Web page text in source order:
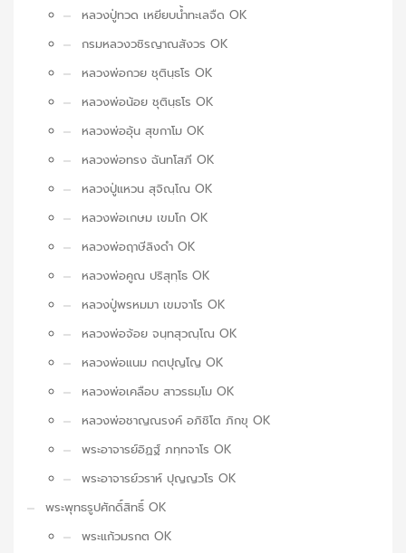
หลวงปู่ทวด เหยียบน้ำทะเลจืด OK
กรมหลวงวชิรญาณสังวร OK
หลวงพ่อกวย ชุตินฺธโร OK
หลวงพ่อน้อย ชุตินฺธโร OK
หลวงพ่ออุ้น สุขกาโม OK
หลวงพ่อทรง ฉันทโสภี OK
หลวงปู่แหวน สุจิณฺโณ OK
หลวงพ่อเกษม เขมโก OK
หลวงพ่อฤาษีลิงดำ OK
หลวงพ่อคูณ ปริสุทฺโธ OK
หลวงปู่พรหมมา เขมจาโร OK
หลวงพ่อจ้อย จนฺทสุวณฺโณ OK
หลวงพ่อแนม กตปุญโญ OK
หลวงพ่อเคลือบ สาวรธมฺโม OK
หลวงพ่อชาญณรงค์ อภิชิโต ภิกขุ OK
พระอาจารย์อิฏฐ์ ภทฺทจาโร OK
พระอาจารย์วราห์ ปุญญวโร OK
พระพุทธรูปศักดิ์สิทธิ์ OK
พระแก้วมรกต OK